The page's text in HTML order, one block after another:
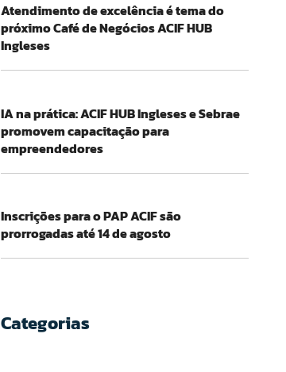
Atendimento de excelência é tema do
próximo Café de Negócios ACIF HUB
Ingleses
IA na prática: ACIF HUB Ingleses e Sebrae
promovem capacitação para
empreendedores
Inscrições para o PAP ACIF são
prorrogadas até 14 de agosto
Categorias